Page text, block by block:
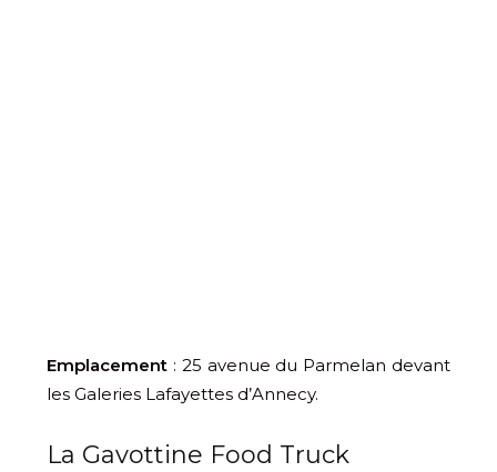
Emplacement : 25 avenue du Parmelan devant
les Galeries Lafayettes d’Annecy.
La Gavottine Food Truck